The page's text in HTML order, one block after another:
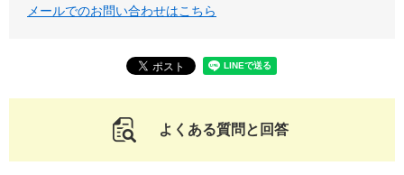
メールでのお問い合わせはこちら
よくある質問と回答